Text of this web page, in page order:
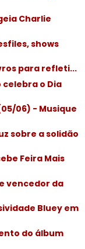
Charlie
shows
para refleti...
o Dia
06) - Musique
sobre a solidão
Feira Mais
vencedor da
Bluey em
do álbum